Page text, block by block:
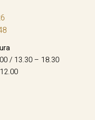
/ 13.30 – 18.30